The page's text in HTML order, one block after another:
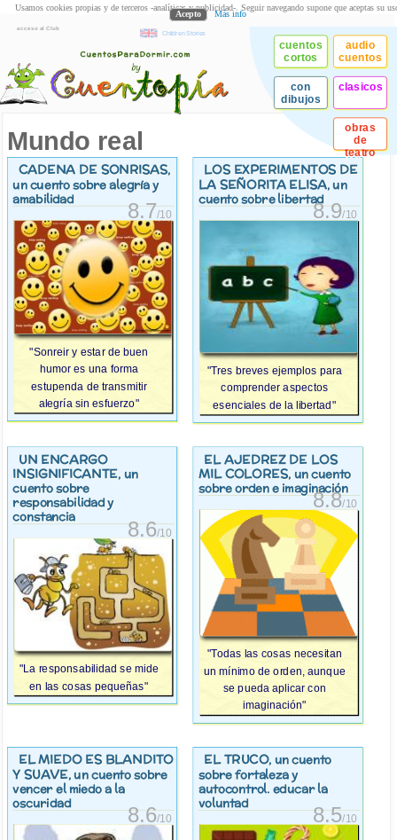
acceso al Club
Children Stories
cuentos
cortos
audio
cuentos
con
dibujos
clasicos
obras
de
teatro
Mundo real
CADENA DE SONRISAS,
un cuento sobre alegría y
amabilidad
8.7/10
"Sonreir y estar de buen
humor es una forma
estupenda de transmitir
alegría sin esfuerzo"
LOS EXPERIMENTOS DE
LA SEÑORITA ELISA, un
cuento sobre libertad
8.9/10
"Tres breves ejemplos para
comprender aspectos
esenciales de la libertad"
UN ENCARGO
INSIGNIFICANTE, un
cuento sobre
responsabilidad y
constancia
8.6/10
"La responsabilidad se mide
en las cosas pequeñas"
EL AJEDREZ DE LOS
MIL COLORES, un cuento
sobre orden e imaginación
8.8/10
"Todas las cosas necesitan
un mínimo de orden, aunque
se pueda aplicar con
imaginación"
EL MIEDO ES BLANDITO
Y SUAVE, un cuento sobre
vencer el miedo a la
oscuridad
8.6/10
EL TRUCO, un cuento
sobre fortaleza y
autocontrol. educar la
voluntad
8.5/10
Usamos cookies propias y de terceros -analíticas y publicidad-. Seguir navegando supone que aceptas su
Acepto Más info